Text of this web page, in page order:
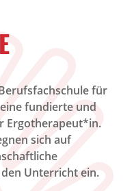
für
fundierte und
Ergotherapeut*in.
sich auf
Unterricht ein.